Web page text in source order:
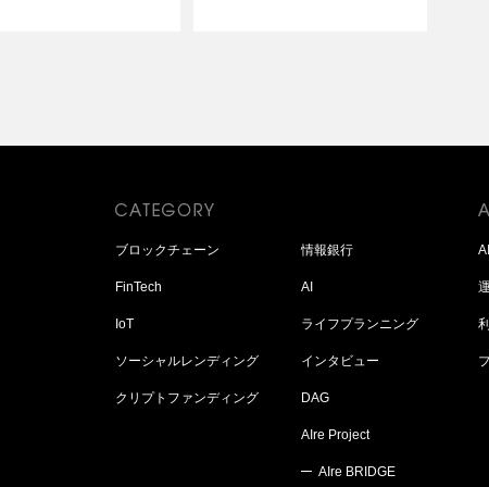
ブロックチェーン
FinTech
IoT
ソーシャルレンディング
クリプトファンディング
情報銀行
AI
ライフプランニング
インタビュー
DAG
AIre Project
AIre BRIDGE